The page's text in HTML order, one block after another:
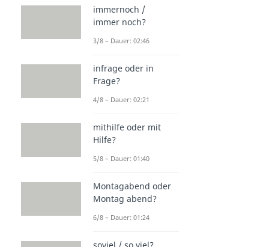
immernoch /
immer noch?
3/8 – Dauer: 02:46
infrage oder in
Frage?
4/8 – Dauer: 02:21
mithilfe oder mit
Hilfe?
5/8 – Dauer: 01:40
Montagabend oder
Montag abend?
6/8 – Dauer: 01:24